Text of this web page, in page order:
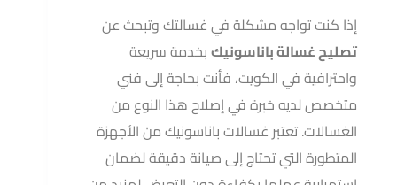
إذا كنت تواجه مشكلة في غسالتك وتبحث عن
تصليح غسالة باناسونيكبخدمة سريعة
واحترافية في الكويت، فأنت بحاجة إلى فني
متخصص لديه خبرة في إصلاح هذا النوع من
الغسالات. تعتبر غسالات باناسونيك من الأجهزة
المتطورة التي تحتاج إلى صيانة دقيقة لضمان